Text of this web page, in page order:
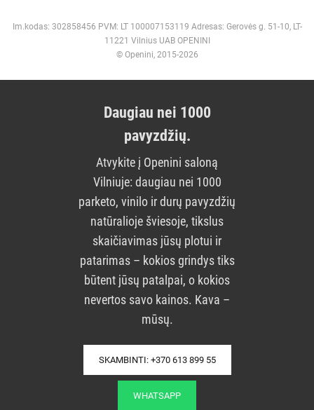
Im.kodas: 302858456 PVM: LT 100007153119 Adresas: Gerovės g. 51-10, LT-
11221 Vilnius UAB OPENINI
© Openini, 2015-2026
Daugiau nei 1000
pavyzdžių.
Atvykite į Openini saloną
Vilniuje: daugiau nei 1000
parketo, vinilo ir durų pavyzdžių
natūralioje šviesoje, tikslus
skaičiavimas jūsų plotui ir
patarimas – kokios grindys tiks
būtent jūsų patalpai, o kokios
nevertos savo kainos. Kava –
mūsų.
SKAMBINTI: +370 613 899 55
WHATSAPP